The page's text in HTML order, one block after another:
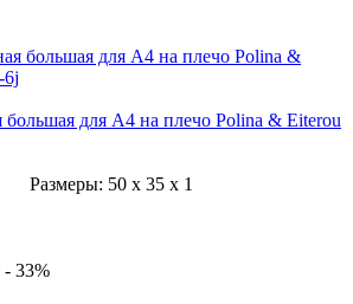
для А4 на плечо Polina & Eiterou
Размеры: 50 x 35 x 1
- 33%